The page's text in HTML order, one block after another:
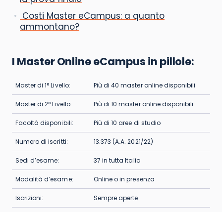
Costi Master eCampus: a quanto
ammontano?
I Master Online eCampus in pillole:
Master di 1° Livello: Più di 40 master online disponibili
Master di 2° Livello: Più di 10 master online disponibili
Facoltà disponibili: Più di 10 aree di studio
Numero di iscritti: 13.373 (A.A. 2021/22)
Sedi d’esame: 37 in tutta Italia
Modalità d’esame: Online o in presenza
Iscrizioni: Sempre aperte